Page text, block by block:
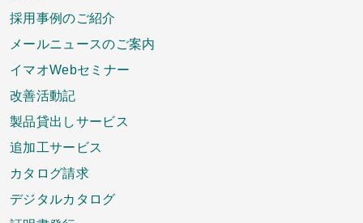
採用事例のご紹介
メールニュースのご案内
イマオWebセミナー
改善活動記
製品貸出しサービス
追加工サービス
カタログ請求
デジタルカタログ